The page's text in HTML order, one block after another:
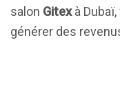
salon Gitexà
générer des